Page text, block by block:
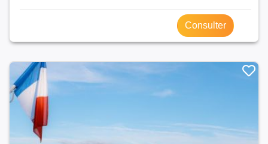
Consulter